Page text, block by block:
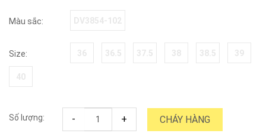
Màu sắc:
Size:
Số lượng: - + CHÁY HÀNG